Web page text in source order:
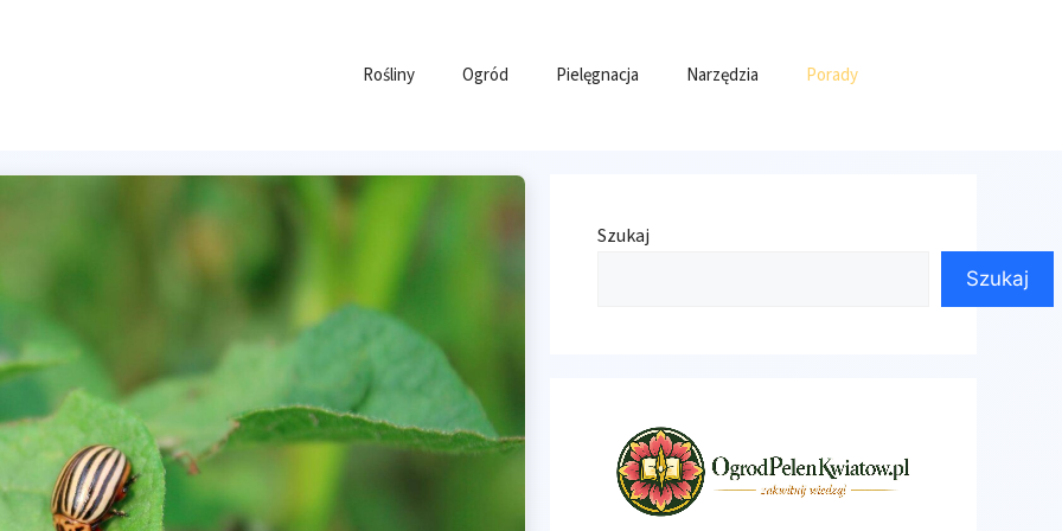
Rośliny Ogród Pielęgnacja Narzędzia Porady
Szukaj
Szukaj